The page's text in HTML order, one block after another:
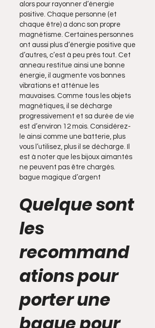
alors pour rayonner d’énergie
positive. Chaque personne (et
chaque être) a donc son propre
magnétisme. Certaines personnes
ont aussi plus d’énergie positive que
d’autres, c’est à peu près tout. Cet
anneau restitue ainsi une bonne
énergie, il augmente vos bonnes
vibrations et atténue les
mauvaises. Comme tous les objets
magnétiques, il se décharge
progressivement et sa durée de vie
est d’environ 12 mois. Considérez-
le ainsi comme une batterie, plus
vous l’utilisez, plus il se décharge. Il
est à noter que les bijoux aimantés
ne peuvent pas être chargés.
bague magique d’argent
Quelque sont
les
recommand
ations pour
porter une